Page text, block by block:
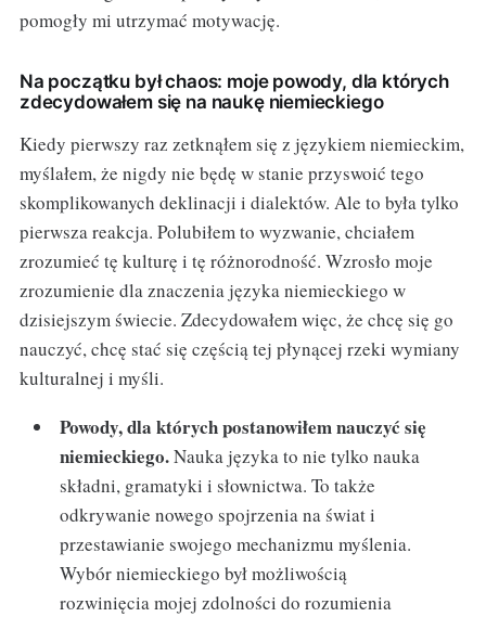
pomogły mi utrzymać motywację.
Na początku był chaos: moje powody, dla których
zdecydowałem się na naukę niemieckiego
Kiedy pierwszy raz zetknąłem się z językiem niemieckim,
myślałem, że nigdy nie będę w stanie przyswoić tego
skomplikowanych deklinacji i dialektów. Ale to była tylko
pierwsza reakcja. Polubiłem to wyzwanie, chciałem
zrozumieć tę kulturę i tę różnorodność. Wzrosło moje
zrozumienie dla znaczenia języka niemieckiego w
dzisiejszym świecie. Zdecydowałem więc, że chcę się go
nauczyć, chcę stać się częścią tej płynącej rzeki wymiany
kulturalnej i myśli.
Powody, dla których postanowiłem nauczyć się
niemieckiego.Nauka języka to nie tylko nauka
składni, gramatyki i słownictwa. To także
odkrywanie nowego spojrzenia na świat i
przestawianie swojego mechanizmu myślenia.
Wybór niemieckiego był możliwością
rozwinięcia mojej zdolności do rozumienia